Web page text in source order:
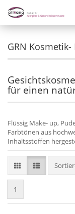
GRN
für einen
Flüssig Make- up,
Farbtönen aus
Inhaltsstoffen
1